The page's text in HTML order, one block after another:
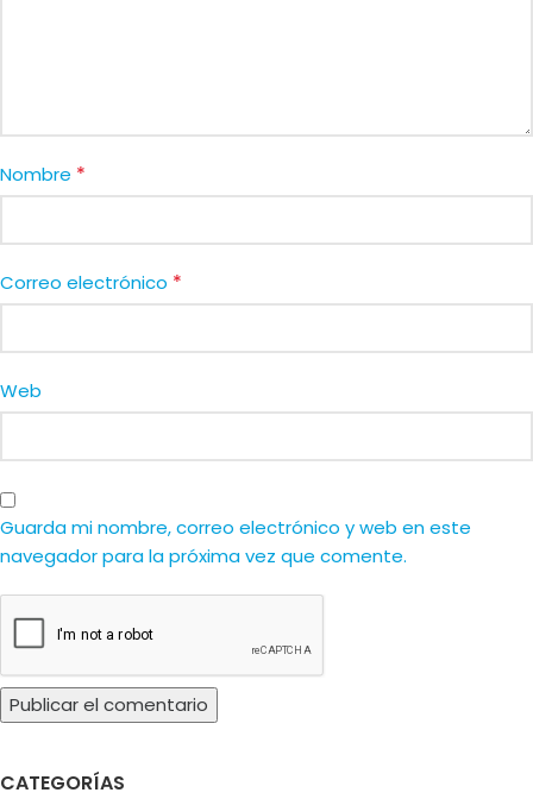
Nombre *
Correo electrónico *
Web
Guarda mi nombre, correo electrónico y web en este
navegador para la próxima vez que comente.
CATEGORÍAS